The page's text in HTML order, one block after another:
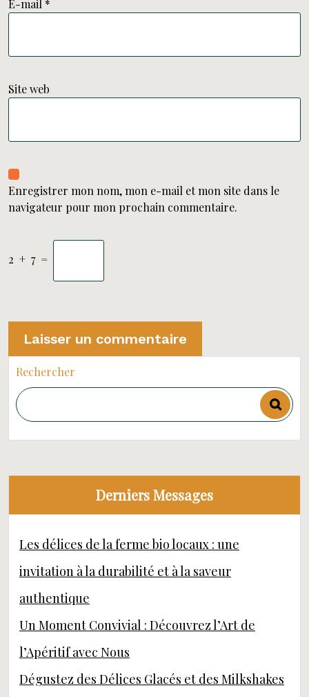
E-mail *
Site web
Enregistrer mon nom, mon e-mail et mon site dans le
navigateur pour mon prochain commentaire.
2 + 7 =
Rechercher
Derniers Messages
Les délices de la ferme bio locaux : une
invitation à la durabilité et à la saveur
authentique
Un Moment Convivial : Découvrez l’Art de
l’Apéritif avec Nous
Dégustez des Délices Glacés et des Milkshakes